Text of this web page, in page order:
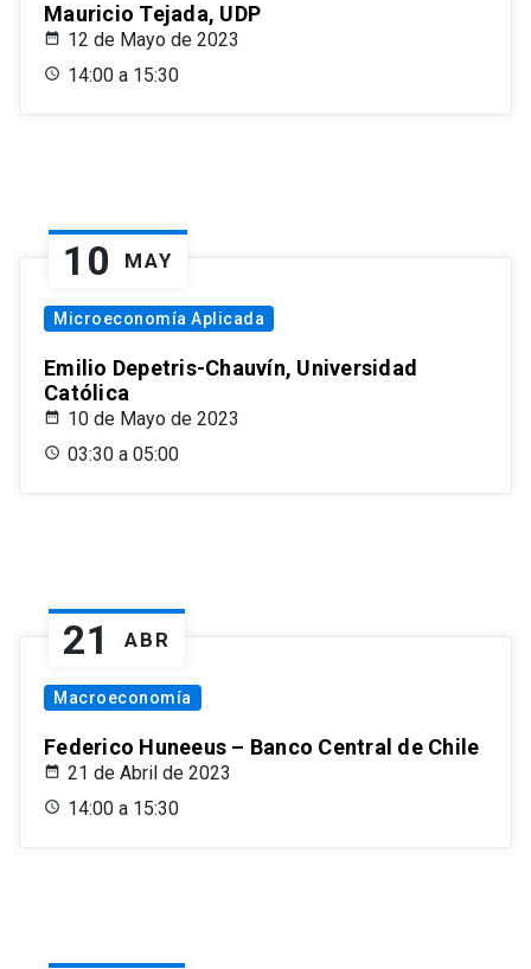
Mauricio Tejada, UDP
12 de Mayo de 2023
14:00 a 15:30
10 MAY
Microeconomía Aplicada
Emilio Depetris-Chauvín, Universidad
Católica
10 de Mayo de 2023
03:30 a 05:00
21 ABR
Macroeconomía
Federico Huneeus – Banco Central de Chile
21 de Abril de 2023
14:00 a 15:30